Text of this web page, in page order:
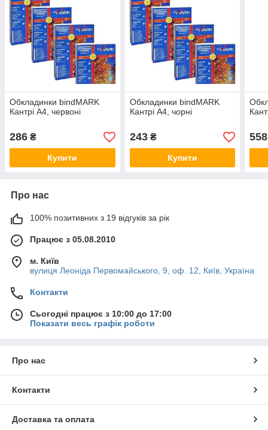
Обкладинки bindMARK
Кантрі А4, червоні
286 ₴
Купити
Обкладинки bindMARK
Кантрі А4, чорні
243₴
Купити
558
Про нас
100% позитивних з 19 відгуків за рік
Працює з 05.08.2010
м. Київ
вулиця Леоніда Первомайського, 9, оф. 12, Київ, Україна
Контакти
Сьогодні працює з 10:00 до 17:00
Показати весь графік роботи
Про нас
Контакти
Доставка та оплата